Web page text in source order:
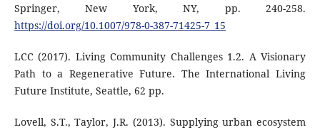
Springer, New York, NY, pp. 240-258.
https://doi.org/10.1007/978-0-387-71425-7_15
LCC (2017). Living Community Challenges 1.2. A Visionary
Path to a Regenerative Future. The International Living
Future Institute, Seattle, 62 pp.
Lovell, S.T., Taylor, J.R. (2013). Supplying urban ecosystem